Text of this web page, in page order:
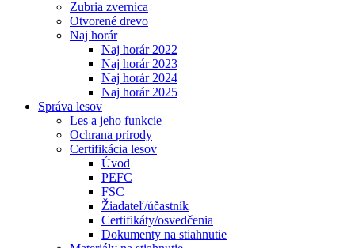
Zubria zvernica
Otvorené drevo
Naj horár
Naj horár 2022
Naj horár 2023
Naj horár 2024
Naj horár 2025
Správa lesov
Les a jeho funkcie
Ochrana prírody
Certifikácia lesov
Úvod
PEFC
FSC
Žiadateľ/účastník
Certifikáty/osvedčenia
Dokumenty na stiahnutie